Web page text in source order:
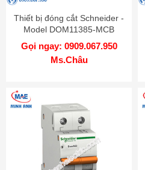
Thiết bị đóng cắt Schneider -
Model DOM11385-MCB
Gọi ngay: 0909.067.950
Ms.Châu